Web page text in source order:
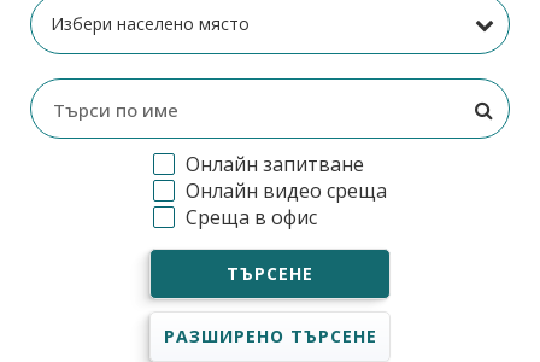
Онлайн запитване
Онлайн видео среща
Среща в офис
ТЪРСЕНЕ
РАЗШИРЕНО ТЪРСЕНЕ